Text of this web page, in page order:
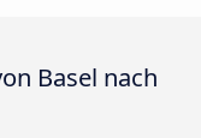
Basel nach